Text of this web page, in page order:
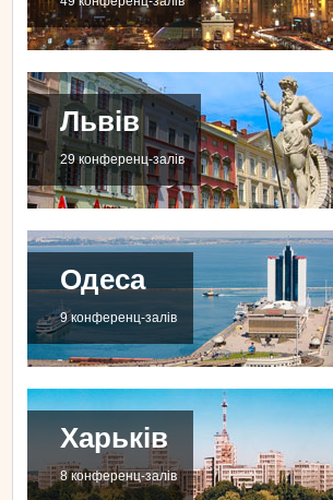
Львів
29 конференц-залів
Одеса
9 конференц-залів
Харьків
8 конференц-залів